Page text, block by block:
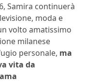
Samira continuerà
moda e
volto amatissimo
milanese
personale, ma
vita da